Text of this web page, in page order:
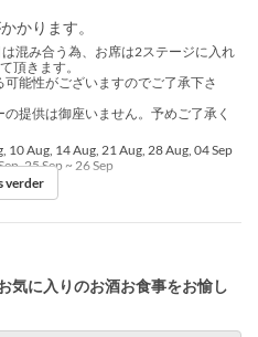
かります。
混み合う為、お席は2ステージに入れ
頂きます。
能性がございますのでご了承下さ
提供は御座いません。予めご了承く
10 Aug, 14 Aug, 21 Aug, 28 Aug, 04 Sep
25 Sep ~ 26 Sep
Diner
verder
気に入りのお酒お食事をお愉し